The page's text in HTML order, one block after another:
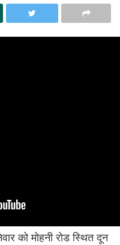
को मोहनी रोड स्थित दून